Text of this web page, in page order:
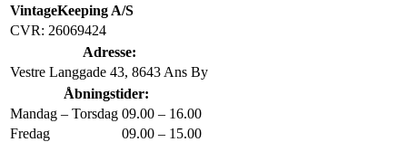
VintageKeeping A/S
CVR: 26069424
Adresse:
Vestre Langgade 43, 8643 Ans By
Åbningstider:
Mandag – Torsdag 09.00 – 16.00
Fredag
09.00 – 15.00